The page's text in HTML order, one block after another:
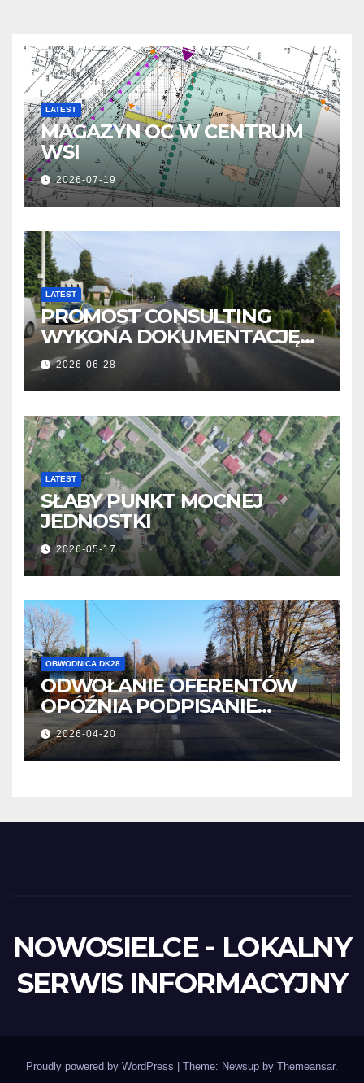
LATEST
MAGAZYN OC W CENTRUM
WSI
2026-07-19
LATEST
PROMOST CONSULTING
WYKONA DOKUMENTACJĘ
OBWODNICY NOWOSIELEC I
PISAROWIEC
2026-06-28
LATEST
SŁABY PUNKT MOCNEJ
JEDNOSTKI
2026-05-17
OBWODNICA DK28
ODWOŁANIE OFERENTÓW
OPÓŹNIA PODPISANIE
UMOWY
2026-04-20
NOWOSIELCE - LOKALNY
SERWIS INFORMACYJNY
Proudly powered by WordPress Theme: Newsup by Themeansar.